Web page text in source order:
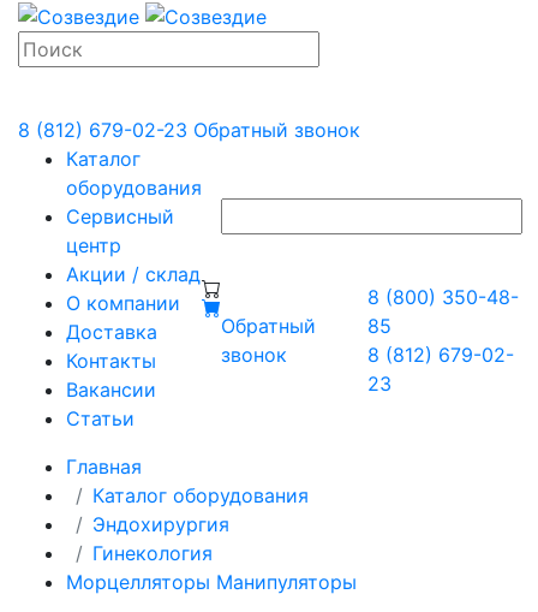
8 (812) 679-02-23 Обратный звонок
Каталог
оборудования
Сервисный
центр
Акции / склад
О компании
Доставка
Контакты
Вакансии
Статьи
Обратный
звонок
8 (800) 350-48-
85
8 (812) 679-02-
23
Главная
Каталог оборудования
Эндохирургия
Гинекология
Морцелляторы Манипуляторы